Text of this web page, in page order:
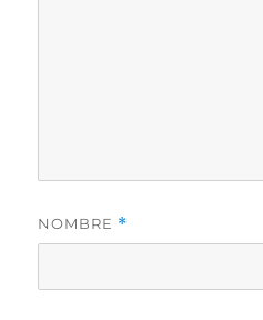
NOMBRE *